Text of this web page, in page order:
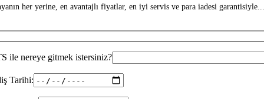
her yerine, en avantajlı fiyatlar, en iyi servis ve para iadesi
ile nereye gitmek istersiniz?
Tarihi: